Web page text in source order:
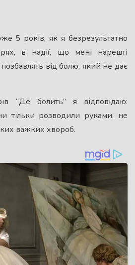
5 років, як я безрезультатно
в надії, що мені нарешті
позбавлять від бoлю, який не дає
“Де болить” я відповідаю:
тільки розводили руками, не
важких хвороб.